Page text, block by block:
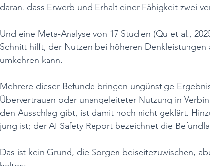
daran, dass Erwerb und Erhalt einer Fähigkeit zwei
Und eine Meta-Analyse von 17 Studien (Qu et al.,
Schnitt hilft, der Nutzen bei höheren Denkleistungen
umkehren kann.
Mehrere dieser Befunde bringen ungünstige
Übervertrauen oder unangeleiteter Nutzung in
den Ausschlag gibt, ist damit noch nicht geklärt.
jung ist; der AI Safety Report bezeichnet die
Das ist kein Grund, die Sorgen beiseitezuwischen,